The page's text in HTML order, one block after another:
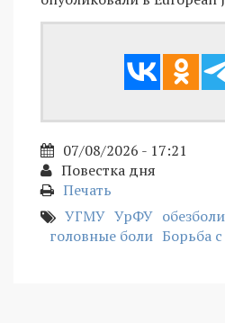
07/08/2026 - 17:21
Повестка дня
Печать
УГМУ УрФУ
головные боли Борьба